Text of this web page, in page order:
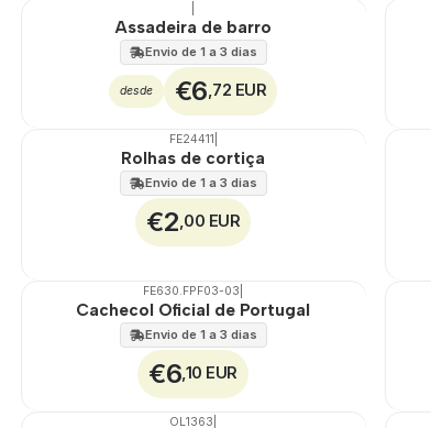
Assadeira de barro
Envio de 1 a 3 dias
desde €6 ,72 EUR
FE24411
Rolhas de cortiça
Envio de 1 a 3 dias
€2 ,00 EUR
FE630.FPF03-03
Cachecol Oficial de Portugal
Envio de 1 a 3 dias
€6 ,10 EUR
OL1363